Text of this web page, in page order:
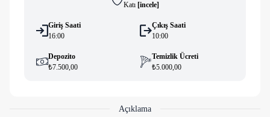
Katı [i̇ncele]
Giriş Saati
16:00
Çıkış Saati
10:00
Depozito
₺7.500,00
Temizlik Ücreti
₺5.000,00
Açıklama